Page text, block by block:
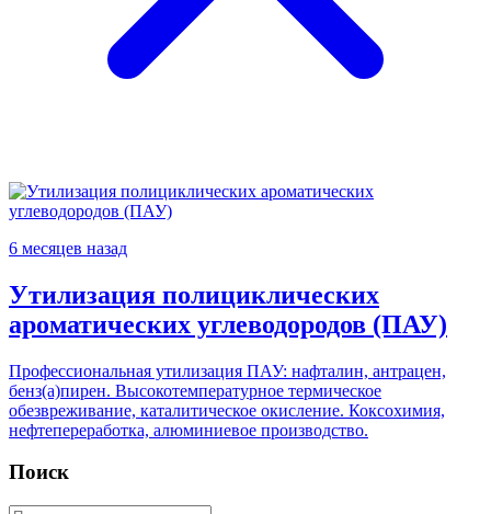
6 месяцев назад
Утилизация полициклических
ароматических углеводородов (ПАУ)
Профессиональная утилизация ПАУ: нафталин, антрацен,
бенз(а)пирен. Высокотемпературное термическое
обезвреживание, каталитическое окисление. Коксохимия,
нефтепереработка, алюминиевое производство.
Поиск